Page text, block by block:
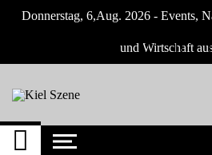
Skip
Donnerstag, 6,Aug. 2026 - Events,
und Wirtschaft
Kiel Szene
Neuigkeiten und
Umgebung